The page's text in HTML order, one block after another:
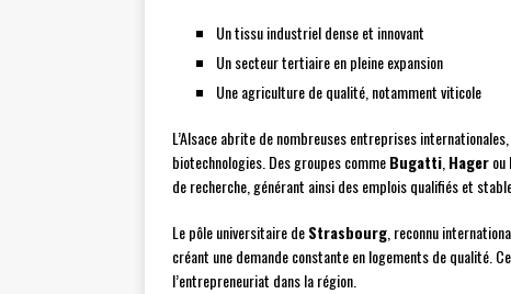
Un tissu industriel dense et innovant
Un secteur tertiaire en pleine expansion
Une agriculture de qualité, notamment viticole
L’Alsace abrite de nombreuses entreprises
biotechnologies. Des groupes commeBugatti Hagerou
de recherche, générant ainsi des emplois qualifiés et
Le pôle universitaire deStrasbourg , reconnu
créant une demande constante en logements de qualité.
l’entrepreneuriat dans la région.